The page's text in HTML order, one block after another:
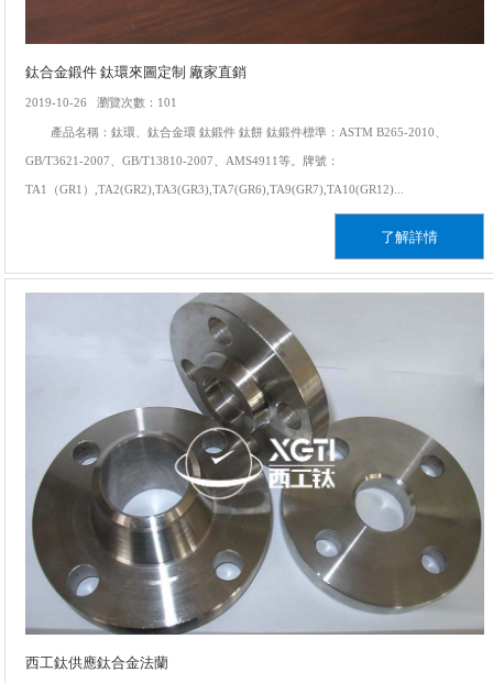
鈦合金鍛件 鈦環來圖定制 廠家直銷
2019-10-26 瀏覽次數：101
產品名稱：鈦環、鈦合金環 鈦鍛件 鈦餅 鈦鍛件標準：ASTM B265-2010、
GB/T3621-2007、GB/T13810-2007、AMS4911等。牌號：
TA1（GR1）,TA2(GR2),TA3(GR3),TA7(GR6),TA9(GR7),TA10(GR12)...
了解詳情
西工鈦供應鈦合金法蘭